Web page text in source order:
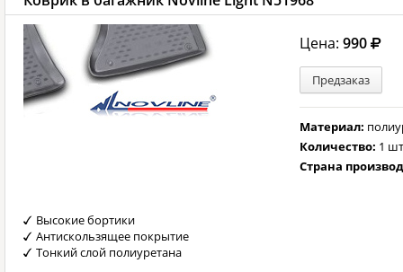
Цена:990
Предзаказ
Материал:
Количество: 1
Страна
Высокие бортики
Антискользящее покрытие
Тонкий слой полиуретана